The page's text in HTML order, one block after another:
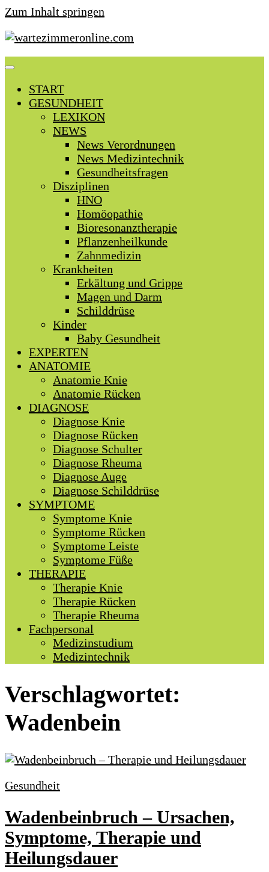
Zum Inhalt springen
START
GESUNDHEIT
LEXIKON
NEWS
News Verordnungen
News Medizintechnik
Gesundheitsfragen
Disziplinen
HNO
Homöopathie
Bioresonanztherapie
Pflanzenheilkunde
Zahnmedizin
Krankheiten
Erkältung und Grippe
Magen und Darm
Schilddrüse
Kinder
Baby Gesundheit
EXPERTEN
ANATOMIE
Anatomie Knie
Anatomie Rücken
DIAGNOSE
Diagnose Knie
Diagnose Rücken
Diagnose Schulter
Diagnose Rheuma
Diagnose Auge
Diagnose Schilddrüse
SYMPTOME
Symptome Knie
Symptome Rücken
Symptome Leiste
Symptome Füße
THERAPIE
Therapie Knie
Therapie Rücken
Therapie Rheuma
Fachpersonal
Medizinstudium
Medizintechnik
Verschlagwortet:
Wadenbein
Gesundheit
Wadenbeinbruch – Ursachen,
Symptome, Therapie und
Heilungsdauer